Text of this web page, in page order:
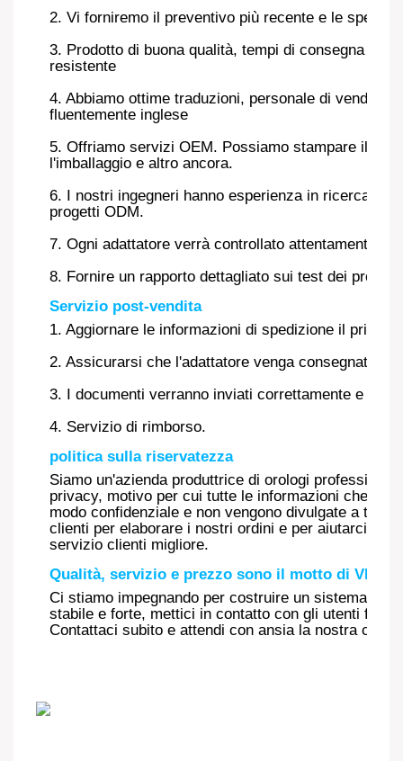
2. Vi forniremo il preventivo più recente e le
3. Prodotto di buona qualità, tempi di consegna
resistente
4. Abbiamo ottime traduzioni, personale di vendita
fluentemente inglese
5. Offriamo servizi OEM. Possiamo stampare il tuo
l'imballaggio e altro ancora.
6. I nostri ingegneri hanno esperienza in ricerca e
progetti ODM.
7. Ogni adattatore verrà controllato attentamente
8. Fornire un rapporto dettagliato sui test dei
Servizio post-vendita
1. Aggiornare le informazioni di spedizione il prima
2. Assicurarsi che l'adattatore venga consegnato
3. I documenti verranno inviati correttamente e
4. Servizio di rimborso.
politica sulla riservatezza
Siamo un'azienda produttrice di orologi
privacy, motivo per cui tutte le informazioni che
modo confidenziale e non vengono divulgate a
clienti per elaborare i nostri ordini e per aiutarci a
servizio clienti migliore.
Qualità, servizio e prezzo sono il motto di
Ci stiamo impegnando per costruire un sistema di
stabile e forte, mettici in contatto con gli utenti finali
Contattaci subito e attendi con ansia la nostra